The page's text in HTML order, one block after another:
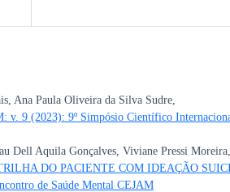
Ana Paula Oliveira da Silva Sudre,
v. 9 (2023): 9º Simpósio Científico
Dell Aquila Gonçalves, Viviane Pressi Moreira,
DO PACIENTE COM IDEAÇÃO
de Saúde Mental CEJAM